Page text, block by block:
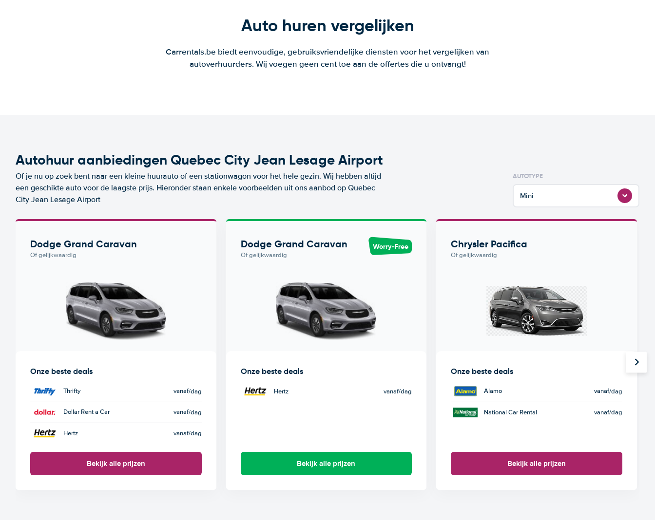
Auto huren vergelijken
Carrentals.be biedt eenvoudige, gebruiksvriendelijke diensten voor het vergelijken van
autoverhuurders. Wij voegen geen cent toe aan de offertes die u ontvangt!
Autohuur aanbiedingen Quebec City Jean Lesage Airport
Of je nu op zoek bent naar een kleine huurauto of een stationwagon voor het hele gezin. Wij hebben altijd
een geschikte auto voor de laagste prijs. Hieronder staan enkele voorbeelden uit ons aanbod op Quebec
City Jean Lesage Airport
AUTOTYPE
Mini
Dodge Grand Caravan
Of gelijkwaardig
Onze beste deals
Thrifty vanaf/dag
Dollar Rent a Car vanaf/dag
Hertz vanaf/dag
Bekijk alle prijzen
Dodge Grand Caravan
Of gelijkwaardig
Worry-Free
Onze beste deals
Hertz vanaf/dag
Bekijk alle prijzen
Chrysler Pacifica
Of gelijkwaardig
Onze beste deals
Alamo vanaf/dag
National Car Rental vanaf/dag
Bekijk alle prijzen